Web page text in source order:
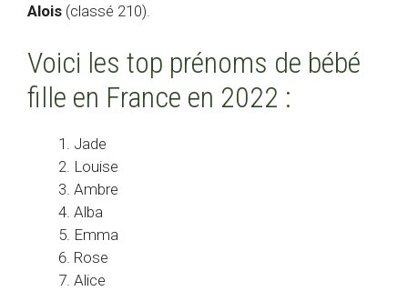
Alois (classé 210).
Voici les top prénoms de bébé
fille en France en 2022 :
Jade
Louise
Ambre
Alba
Emma
Rose
Alice